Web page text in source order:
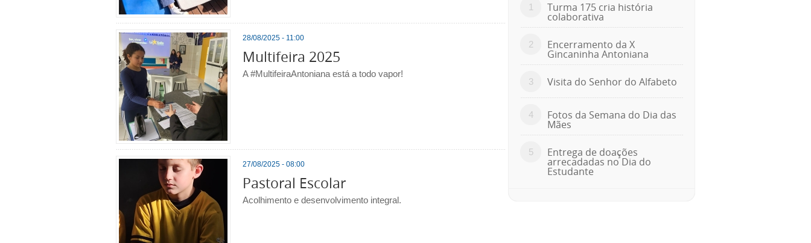
28/08/2025 - 11:00
Multifeira 2025
A #MultifeiraAntoniana está a todo vapor!
27/08/2025 - 08:00
Pastoral Escolar
Acolhimento e desenvolvimento integral.
1 Turma 175 cria história
colaborativa
2 Encerramento da X
Gincaninha Antoniana
3 Visita do Senhor do Alfabeto
4 Fotos da Semana do Dia das
Mães
5 Entrega de doações
arrecadadas no Dia do
Estudante